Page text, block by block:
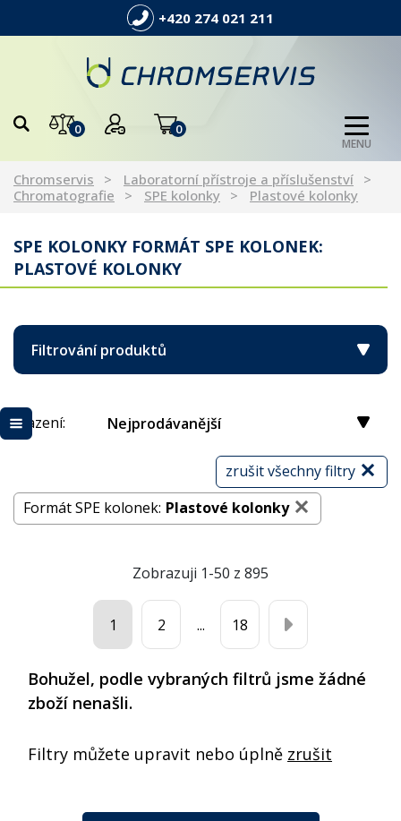
+420 274 021 211
0 0
MENU
Chromservis
Laboratorní přístroje a příslušenství
Chromatografie
SPE kolonky Plastové kolonky
SPE KOLONKY FORMÁT SPE KOLONEK:
PLASTOVÉ KOLONKY
Filtrování produktů
Řazení: Nejprodávanější
zrušit všechny filtry
Formát SPE kolonek: Plastové kolonky
Zobrazuji 1-50 z 895
1 2 ... 18
Bohužel, podle vybraných filtrů jsme žádné
zboží nenašli.
Filtry můžete upravit nebo úplně zrušit